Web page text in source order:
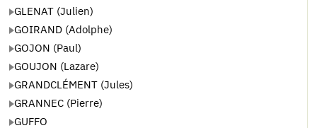
GLENAT (Julien)
GOIRAND (Adolphe)
GOJON (Paul)
GOUJON (Lazare)
GRANDCLÉMENT (Jules)
GRANNEC (Pierre)
GUFFO